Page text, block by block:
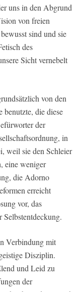
uns in den Abgrund
von freien
sind und sie
des
Sicht vernebelt
von den
benutzte, die diese
der
in
weil sie den Schleier
eine weniger
die Adorno
erreicht
vor, das
Selbstentdeckung.
Verbindung mit
Disziplin.
und Leid zu
der